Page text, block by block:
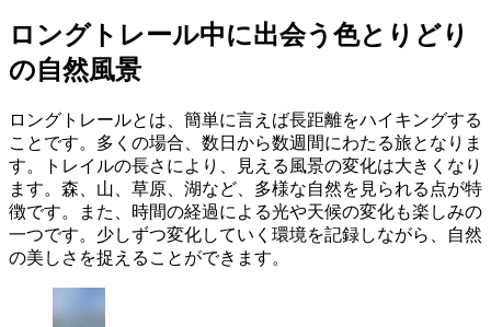
ロングトレール中に出会う色とりどり
の自然風景
ロングトレールとは、簡単に言えば長距離をハイキングする
ことです。多くの場合、数日から数週間にわたる旅となりま
す。トレイルの長さにより、見える風景の変化は大きくなり
ます。森、山、草原、湖など、多様な自然を見られる点が特
徴です。また、時間の経過による光や天候の変化も楽しみの
一つです。少しずつ変化していく環境を記録しながら、自然
の美しさを捉えることができます。